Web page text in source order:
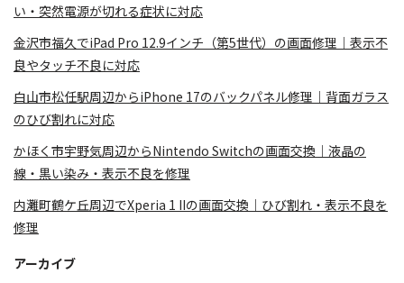
い・突然電源が切れる症状に対応
金沢市福久でiPad Pro 12.9インチ（第5世代）の画面修理｜表示不
良やタッチ不良に対応
白山市松任駅周辺からiPhone 17のバックパネル修理｜背面ガラス
のひび割れに対応
かほく市宇野気周辺からNintendo Switchの画面交換｜液晶の
線・黒い染み・表示不良を修理
内灘町鶴ケ丘周辺でXperia 1 IIの画面交換｜ひび割れ・表示不良を
修理
アーカイブ